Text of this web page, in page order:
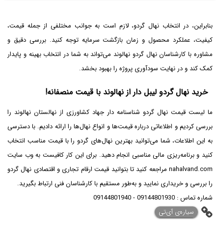
بنابراین، در انتخاب نهال گردو، لازم است به جوانب مختلفی از جمله قیمت،
کیفیت، عملکرد محصول و زمان بازگشت سرمایه توجه کنید. بررسی دقیق و
مشاوره با کارشناسان نهال گردو نهالوند می‌تواند به شما در انتخاب بهینه و پایدار
کمک کند و در نهایت سودآوری پروژه را بهبود بخشد.
خرید نهال گردو لیبل دار از نهالوند با قیمت منصفانه!
ما لیست قیمت نهال گردو شناسنامه دار جهاد کشاورزی از نهالستان نهالوند را
بررسی کردیم و اطلاعاتی درباره قیمت‌ها و انواع نهال‌ها را ارائه دادیم. با دسترسی
به این اطلاعات، شما می‌توانید بهترین نهال‌های گردو را با قیمت مناسب انتخاب
کنید و برنامه‌ریزی مالی مناسبی انجام دهید. برای این کار کافیست به وب سایت
nahalvand.com مراجعه کنید تا بتوانید قیمت ارقام تجاری و اقتصادی نهال گردو
را بررسی و خریداری نمایید و به‌طور مستقیم با کارشناسان فنی ارتباط بگیرید.
شماره تماس : 09144801930 - 09144801940
‌سیاره‌ی آی‌تی